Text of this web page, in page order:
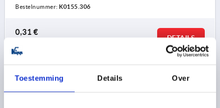
Toestemming Details Over
Bestelnummer: K0155.306
0,31 €
DETAILS
K0155 G